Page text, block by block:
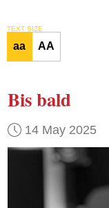
TEXT SIZE
aa AA
Bis bald
14 May 2025